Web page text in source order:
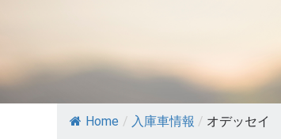
Home / 入庫車情報 / オデッセイ